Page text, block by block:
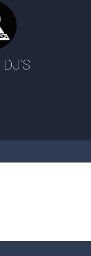
DJ’S מסיבות ו